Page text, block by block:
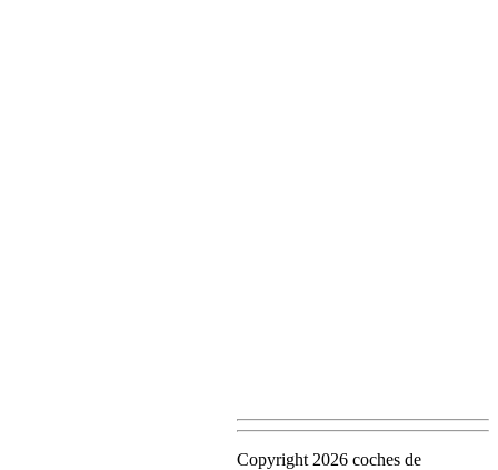
Copyright 2026 coches de